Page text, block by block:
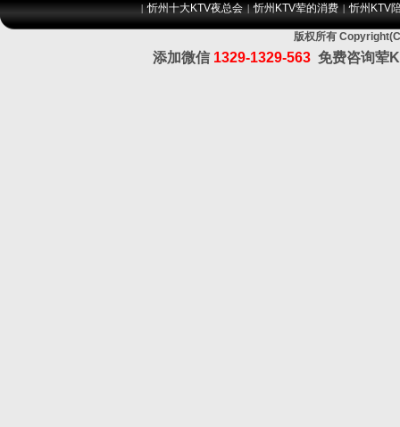
|忻州十大KTV夜总会 |忻州KTV荤的消费 |忻州KTV
版权所有
添加微信 1329-1329-563 免费咨询荤